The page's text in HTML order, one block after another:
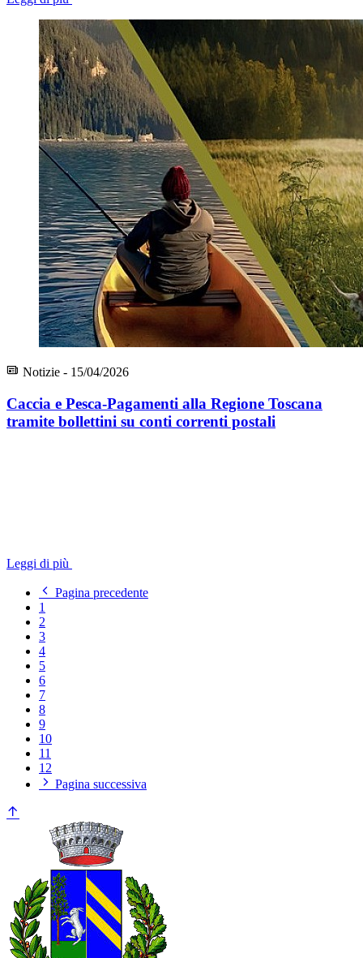
Notizie - 15/04/2026
Caccia e Pesca-Pagamenti alla Regione Toscana
tramite bollettini su conti correnti postali
Leggi di più
Pagina precedente
1
2
3
4
5
6
7
8
9
10
11
12
Pagina successiva